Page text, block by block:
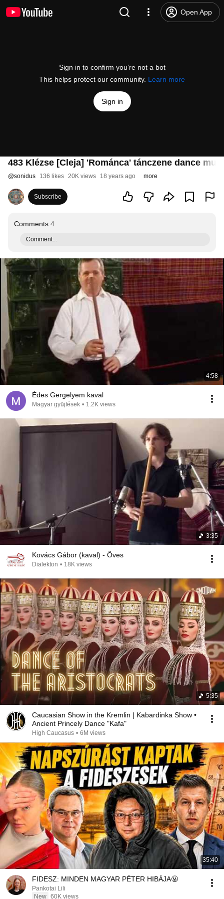
Open App
Sign in to confirm you’re not a bot
This helps protect our community. Learn more
Sign in
483 Klézse [Cleja] 'Románca' tánczene dance
@sonidus 136 likes 20K views 18 years ago more
Subscribe
Comments 4
Comment...
4:58
Édes Gergelyem kaval
Magyar gyűjtések • 1.2K views
3:35
Kovács Gábor (kaval) - Öves
Dialekton • 18K views
5:35
Caucasian Show in the Kremlin | Kabardinka Show •
Ancient Princely Dance "Kafa"
High Caucasus • 6M views
35:40
FIDESZ: MINDEN MAGYAR PÉTER HIBÁJA🤬
Pankotai Lili
New 60K views